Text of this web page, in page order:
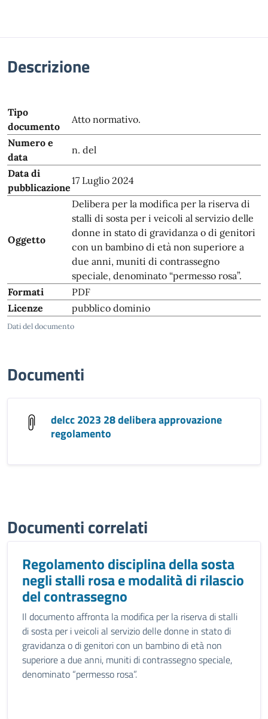
Descrizione
Dati del documento
Tipo
documento
Atto normativo.
Numero e
data
n. del
Data di
pubblicazione
17 Luglio 2024
Oggetto
Delibera per la modifica per la riserva di
stalli di sosta per i veicoli al servizio delle
donne in stato di gravidanza o di genitori
con un bambino di età non superiore a
due anni, muniti di contrassegno
speciale, denominato “permesso rosa”.
Formati
PDF
Licenze
pubblico dominio
Documenti
delcc 2023 28 delibera approvazione
regolamento
Documenti correlati
Regolamento disciplina della sosta
negli stalli rosa e modalità di rilascio
del contrassegno
Il documento affronta la modifica per la riserva di stalli
di sosta per i veicoli al servizio delle donne in stato di
gravidanza o di genitori con un bambino di età non
superiore a due anni, muniti di contrassegno speciale,
denominato “permesso rosa”.